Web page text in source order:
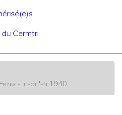
Cermtri
jusqu'en 1940